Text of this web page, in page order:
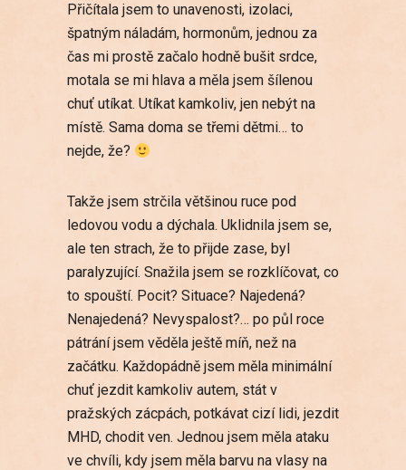
Přičítala jsem to unavenosti, izolaci,
špatným náladám, hormonům, jednou za
čas mi prostě začalo hodně bušit srdce,
motala se mi hlava a měla jsem šílenou
chuť utíkat. Utíkat kamkoliv, jen nebýt na
místě. Sama doma se třemi dětmi… to
nejde, že?
Takže jsem strčila většinou ruce pod
ledovou vodu a dýchala. Uklidnila jsem se,
ale ten strach, že to přijde zase, byl
paralyzující. Snažila jsem se rozklíčovat, co
to spouští. Pocit? Situace? Najedená?
Nenajedená? Nevyspalost?… po půl roce
pátrání jsem věděla ještě míň, než na
začátku. Každopádně jsem měla minimální
chuť jezdit kamkoliv autem, stát v
pražských zácpách, potkávat cizí lidi, jezdit
MHD, chodit ven. Jednou jsem měla ataku
ve chvíli, kdy jsem měla barvu na vlasy na